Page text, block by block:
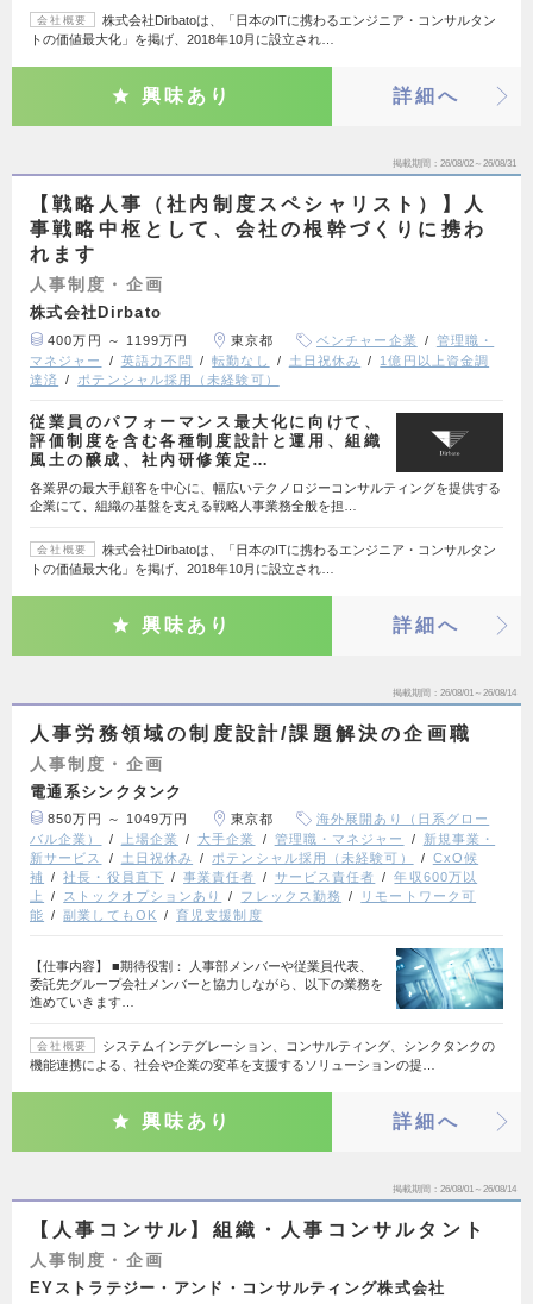
会社概要
株式会社Dirbatoは、「日本のITに携わるエンジニア・コンサルタン
トの価値最大化」を掲げ、2018年10月に設立され…
興味あり 詳細へ
掲載期間 26/08/02～26/08/31
【戦略人事（社内制度スペシャリスト）】人
事戦略中枢として、会社の根幹づくりに携わ
れます
人事制度・企画
株式会社Dirbato
400万円 ～ 1199万円 東京都 ベンチャー企業
管理職・
マネジャー
英語力不問 転勤なし 土日祝休み
1億円以上資金調
達済
ポテンシャル採用（未経験可）
従業員のパフォーマンス最大化に向けて、
評価制度を含む各種制度設計と運用、組織
風土の醸成、社内研修策定…
各業界の最大手顧客を中心に、幅広いテクノロジーコンサルティングを提供する
企業にて、組織の基盤を支える戦略人事業務全般を担…
会社概要
株式会社Dirbatoは、「日本のITに携わるエンジニア・コンサルタン
トの価値最大化」を掲げ、2018年10月に設立され…
興味あり 詳細へ
掲載期間 26/08/01～26/08/14
人事労務領域の制度設計/課題解決の企画職
人事制度・企画
電通系シンクタンク
850万円 ～ 1049万円 東京都
海外展開あり（日系グロー
バル企業）
上場企業 大手企業 管理職・マネジャー
新規事業・
新サービス
土日祝休み ポテンシャル採用（未経験可）
CxO候
補
社長・役員直下 事業責任者 サービス責任者
年収600万以
上
ストックオプションあり フレックス勤務
リモートワーク可
能
副業してもOK 育児支援制度
【仕事内容】 ■期待役割： 人事部メンバーや従業員代表、
委託先グループ会社メンバーと協力しながら、以下の業務を
進めていきます…
会社概要
システムインテグレーション、コンサルティング、シンクタンクの
機能連携による、社会や企業の変革を支援するソリューションの提…
興味あり 詳細へ
掲載期間 26/08/01～26/08/14
【人事コンサル】組織・人事コンサルタント
人事制度・企画
EYストラテジー・アンド・コンサルティング株式会社